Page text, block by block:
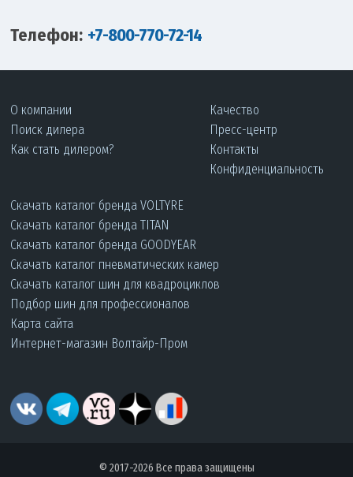
Телефон: +7-800-770-72-14
О компании
Поиск дилера
Как стать дилером?
Качество
Пресс-центр
Контакты
Конфиденциальность
Скачать каталог бренда VOLTYRE
Скачать каталог бренда TITAN
Скачать каталог бренда GOODYEAR
Скачать каталог пневматических камер
Скачать каталог шин для квадроциклов
Подбор шин для профессионалов
Карта сайта
Интернет-магазин Волтайр-Пром
© 2017-2026 Все права защищены